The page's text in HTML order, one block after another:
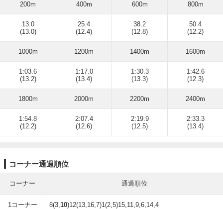
200m 400m 600m 800m
13.0
(13.0)
25.4
(12.4)
38.2
(12.8)
50.4
(12.2)
1000m 1200m 1400m 1600m
1:03.6
(13.2)
1:17.0
(13.4)
1:30.3
(13.3)
1:42.6
(12.3)
1800m 2000m 2200m 2400m
1:54.8
(12.2)
2:07.4
(12.6)
2:19.9
(12.5)
2:33.3
(13.4)
コーナー通過順位
コーナー 通過順位
1コーナー 8(3,10)12(13,16,7)1(2,5)15,11,9,6,14,4